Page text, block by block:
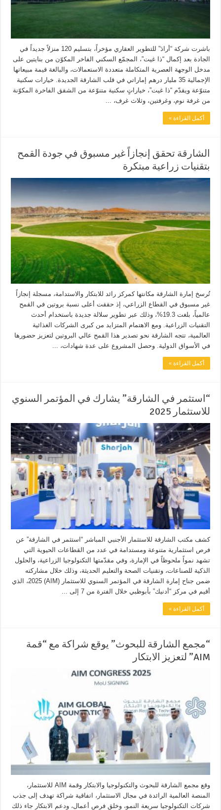
باشرت شركة “أرادَ” للتطوير العقاري مؤخراً، بتسليم 120 منزلاً جديداً في
الجادة بعد إكمال “ذا غيت”، المجمّع السكني الفاخر المكوّن من بنايتين على
مدخل الوجهة العصرية المتكاملة متعددة الاستعمالات، والبالغة قيمة مبيعاتها
الإجمالية 35 مليار درهم إماراتي في قلب الشارقة الجديدة. خيارات سكنية
متنوّعة ويقدّم “ذا غيت”، خياراتٍ سكنية متنوّعة من الشقق الفاخرة المكوّنة
من غرفة نوم، وغرفتين، وثلاث غرف، ...
أكمل القراءة »
الشارقة تحقق إنجازاً غير مسبوق في جودة القمح
بتقنيات زراعية مبتكرة
تُرسخ إمارة الشارقة مكانتها كمركز رائد للابتكار والاستدامة، مسجلة إنجازاً
غير مسبوق في القطاع الزراعي، إذ حققت أعلى نسبة بروتين في القمح
عالمياً، بلغت 19.3%، وذلك عبر تطوير سلالة جديدة باستخدام أحدث
التقنيات الزراعية. ومع الاهتمام المتزايد من كبرى الشركات الغذائية
العالمية، تتجه الشارقة نحو تصدير هذا القمح عالي البروتين لتعزيز حضورها
في الأسواق الدولية. وحصل المشروع على عدة شهادات، ...
أكمل القراءة »
“استثمر في الشارقة” يشارك في المؤتمر السنوي
للاستثمار 2025
كشف مكتب الشارقة للاستثمار الأجنبي المباشر “استثمر في الشارقة” عن
فرص استثمارية متنوعة ومستدامة في عدد من القطاعات الحيوية التي
تشهد نمواً ملحوظاً في الإمارة، وفي مقدّمتها التكنولوجيا الزراعية، والحلول
الذكية للصناعات، وتقنيات الصحة والتعليم الحديثة، وذلك خلال مشاركته
ضمن جناح إمارة الشارقة في المؤتمر السنوي للاستثمار (AIM) 2025، الذي
أقيم في مركز “أدنيك” بأبوظبي خلال الفترة من 7 إلى ...
أكمل القراءة »
“مجمع الشارقة للبحوث” يوقع شراكة مع “قمة
AIM” لتعزيز الابتكار
وقع مجمع الشارقة للبحوث والتكنولوجيا والابتكار وقمة AIM للاستثمار،
المنصة العالمية الرائدة في مجال الاستثمار، اتفاقية شراكة تهدف إلى جذب
شركات التكنولوجيا سريعة النمو، وخلق فرص أعمال، ودعم الابتكار جاء ذلك